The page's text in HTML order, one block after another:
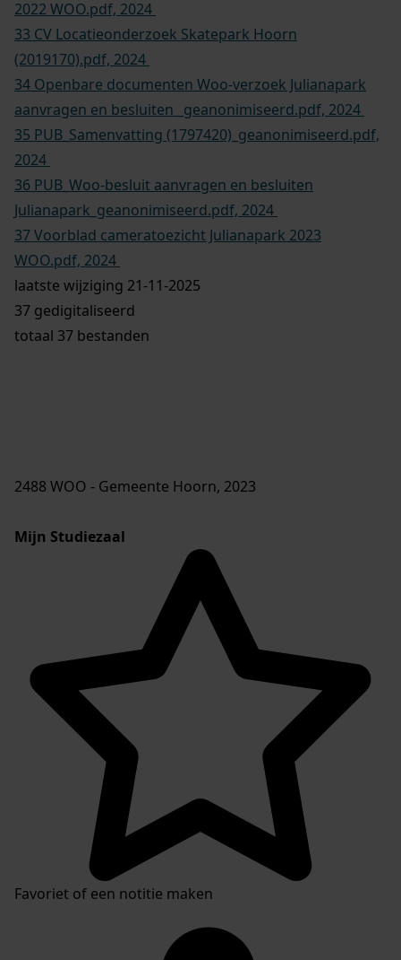
2024
27 2029012 aanvraag OSF.pdf, 2024
28 2039452 aanvraag Grondslag.pdf, 2024
29 2039452 Evenementenvergunning Grondslag
2023.pdf, 2024
30 Burgemeestersbesluit cameratoezicht Julianapark
2020 WOO.pdf, 2024
31 Burgemeestersbesluit cameratoezicht Julianapark
2021 WOO.pdf, 2024
32 Burgemeestersbesluit cameratoezicht Julianapark
2022 WOO.pdf, 2024
33 CV Locatieonderzoek Skatepark Hoorn
(2019170).pdf, 2024
Julianapark_geanonimiseerd.pdf, 2024
WOO.pdf, 2024
laatste wijziging 21-11-2025
2488 WOO - Gemeente Hoorn, 2023
Mijn Studiezaal